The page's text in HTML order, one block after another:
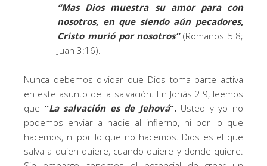
“Mas Dios muestra su amor para con
nosotros, en que siendo aún pecadores,
Cristo murió por nosotros”(Romanos 5:8;
Juan 3:16).
Nunca debemos olvidar que Dios toma parte activa
en este asunto de la salvación. En Jonás 2:9, leemos
que “La salvación es de Jehová”. Usted y yo no
podemos enviar a nadie al infierno, ni por lo que
hacemos, ni por lo que no hacemos. Dios es el que
salva a quien quiere, cuando quiere y donde quiere.